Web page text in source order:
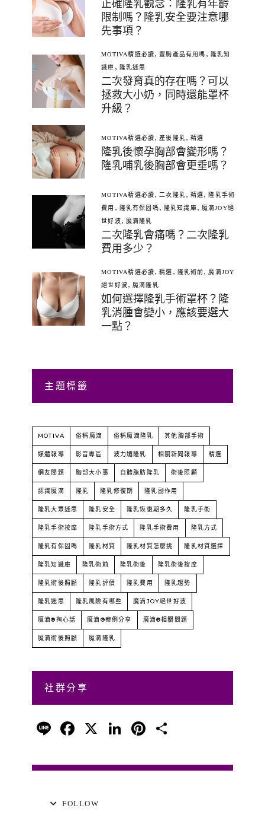
正確隆乳觀念：隆乳有年齡
限制嗎？隆乳安全要注意哪
先事項？
MOTIVA精選必讀,豐胸產品有用嗎 ,
隆乳知
識庫 , 隆乳迷思
二次發育真的存在嗎？可以
拯救大小奶，同時還能罩杯
升級？
MOTIVA精選必讀, 產後隆乳, 精選
隆乳後懷孕胸部會變形嗎？
隆乳哺乳後胸部會更垂嗎？
MOTIVA精選必讀, 二次隆乳, 精選,隆乳手術
費用 , 隆乳有保固嗎, 隆乳知識庫, 魔滴JOY絕
世好波, 魔滴隆乳
二次隆乳會痛嗎？二次隆乳
費用多少？
MOTIVA精選必讀,精選 , 隆乳術前,魔滴JOY
絕世好波, 魔滴隆乳
如何選擇隆乳手術罩杯？隆
乳消腫會變小，應該要選大
一點？
主題標籤
MOTIVA 俗稱魔滴 俗稱魔滴隆乳 其他胸部手術
媒體報導 影音專區 波力媚隆乳 相關新聞報導 精選
網友問題 胸部大小事 自體脂肪隆乳 術後照顧
認識魔滴 隆乳 隆乳修復期 隆乳副作用
隆乳大眾迷思 隆乳安全 隆乳恢復期多久 隆乳手術
隆乳手術按摩 隆乳手術方式 隆乳手術費用 隆乳方式
隆乳有保固嗎 隆乳材質 隆乳材質怎麼挑 隆乳材質選擇
隆乳知識庫 隆乳術前 隆乳術後 隆乳術後按摩
隆乳術後照顧 隆乳評價 隆乳費用 隆乳趨勢
隆乳迷思 隆乳風險有哪些 魔滴JOY絕世好波
魔滴®掏心話 魔滴®案例分享 魔滴®相關問題
魔滴術後照顧 魔滴隆乳
社群分享
LineFacebook
X LinkedIn
Pinterest
FOLLOW